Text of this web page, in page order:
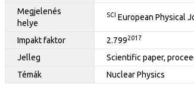
Megjelenés
helye
SCI European Physical
Impakt faktor 2.7992017
Jelleg
Scientific paper,
Témák
Nuclear Physics